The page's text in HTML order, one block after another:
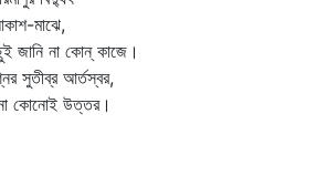
কোন্‌ কাজে।
সুতীব্র আর্তস্বর,
উত্তর।